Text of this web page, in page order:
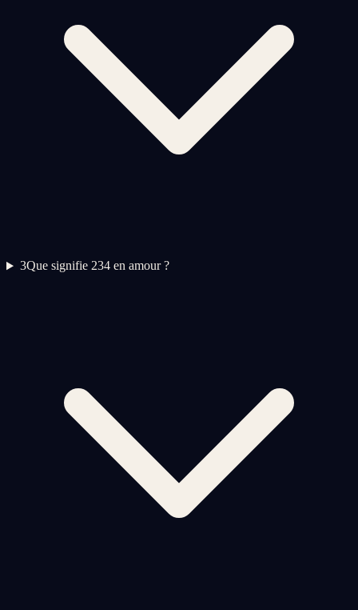
3Que signifie 234 en amour ?